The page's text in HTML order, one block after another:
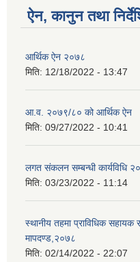
ऐन, कानुन तथा
आर्थिक ऐन २०७८
मिति: 12/18/2022 - 13:47
आ.व. २०७९/८० को आर्थिक ऐन
मिति: 09/27/2022 - 10:41
लगत संकलन सम्बन्धी कार्यविधि
मिति: 03/23/2022 - 11:14
स्थानीय तहमा प्राविधिक सहायक
मापदण्ड,२०७८
मिति: 02/14/2022 - 22:07